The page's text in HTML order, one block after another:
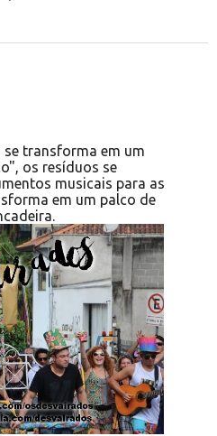
transforma em um
os resíduos se
musicais para as
em um palco de